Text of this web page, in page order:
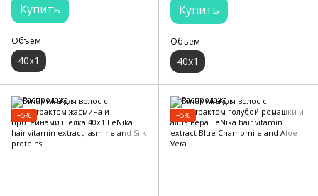
Купить
Объем
40х1
Купить
Объем
40x1
−5% −5%